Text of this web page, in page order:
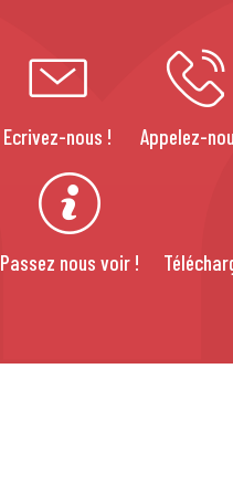
Ecrivez-nous ! Appelez-
Passez nous voir !